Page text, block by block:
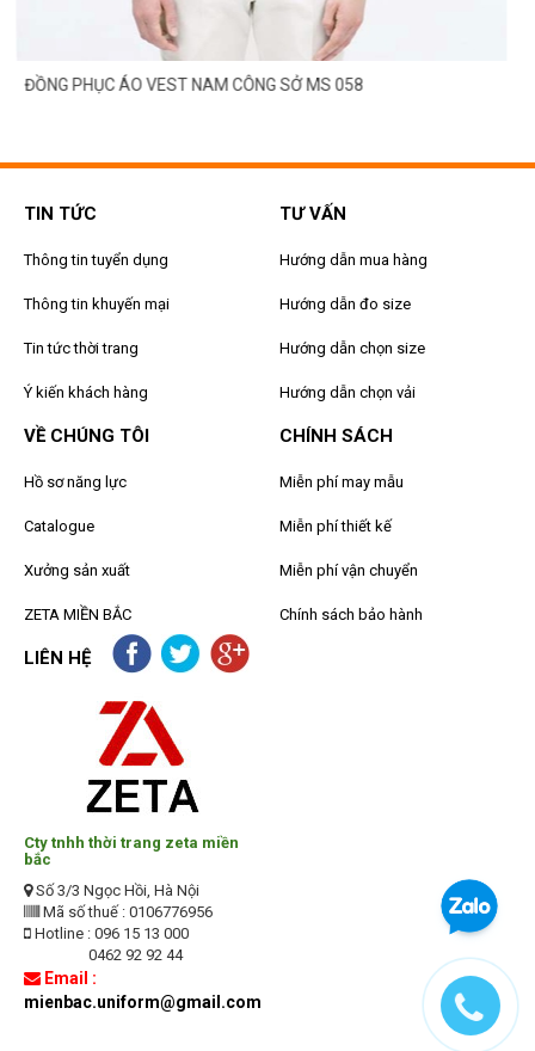
ĐỒNG PHỤC ÁO VEST NAM CÔNG SỞ MS 058
TIN TỨC
Thông tin tuyển dụng
Thông tin khuyến mại
Tin tức thời trang
Ý kiến khách hàng
TƯ VẤN
Hướng dẫn mua hàng
Hướng dẫn đo size
Hướng dẫn chọn size
Hướng dẫn chọn vải
VỀ CHÚNG TÔI
Hồ sơ năng lực
Catalogue
Xưởng sản xuất
ZETA MIỀN BẮC
CHÍNH SÁCH
Miễn phí may mẫu
Miễn phí thiết kế
Miễn phí vận chuyển
Chính sách bảo hành
LIÊN HỆ
Cty tnhh thời trang zeta miền
bắc
Số 3/3 Ngọc Hồi, Hà Nội
Mã số thuế : 0106776956
Hotline : 096 15 13 000
0462 92 92 44
Email :
mienbac.uniform@gmail.com